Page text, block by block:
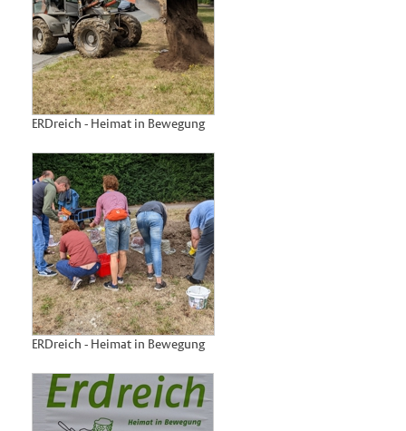
ERDreich - Heimat in Bewegung
ERDreich - Heimat in Bewegung